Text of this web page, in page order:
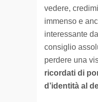
vedere,
immenso e
interessante
consiglio
perdere una
ricordati di
d’identità al